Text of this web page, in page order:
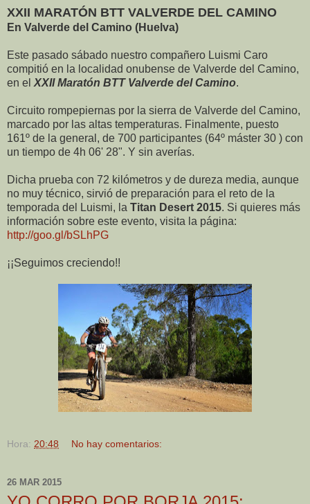
XXII MARATÓN BTT VALVERDE DEL CAMINO
En Valverde del Camino (Huelva)
Este pasado sábado nuestro compañero Luismi Caro
compitió en la localidad onubense de Valverde del Camino,
en el XXII Maratón BTT Valverde del Camino.
Circuito rompepiernas por la sierra de Valverde del Camino,
marcado por las altas temperaturas. Finalmente, puesto
161º de la general, de 700 participantes (64º máster 30 ) con
un tiempo de 4h 06' 28". Y sin averías.
Dicha prueba con 72 kilómetros y de dureza media, aunque
no muy técnico, sirvió de preparación para el reto de la
temporada del Luismi, la Titan Desert 2015. Si quieres más
información sobre este evento, visita la página:
http://goo.gl/bSLhPG
¡¡Seguimos creciendo!!
Hora: 20:48 No hay comentarios:
26 MAR 2015